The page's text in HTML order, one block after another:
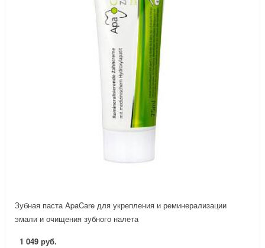
Зубная паста ApaCare для укрепления и реминерализации
эмали и очищения зубного налета
1 049 руб.